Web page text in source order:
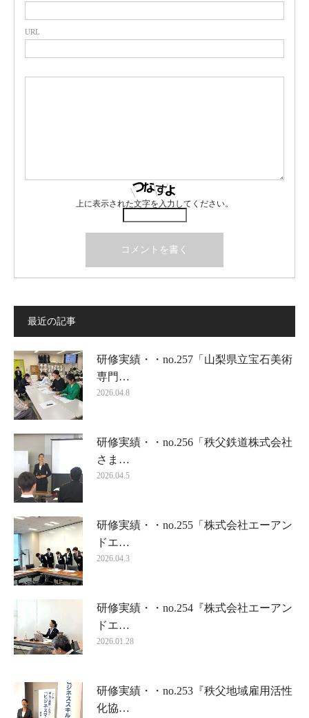
URL
上に表示された文字を入力してください。
最近の記事
研修実績・・no.257「山梨県立宝石美術
専門…
2026.04.8
研修実績・・no.256「秩父鉄道株式会社
さま…
2026.04.5
研修実績・・no.255「株式会社エーアン
ドエ…
2026.04.3
研修実績・・no.254『株式会社エーアン
ドエ…
2026.01.28
研修実績・・no.253『秩父地域雇用活性
化協…